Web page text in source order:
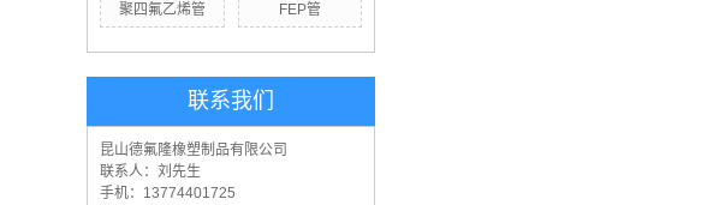
聚四氟乙烯管 FEP管
联系我们
昆山德氟隆橡塑制品有限公司
联系人：刘先生
手机：13774401725